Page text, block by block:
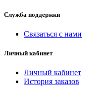
Служба поддержки
Связаться с нами
Личный кабинет
Личный кабинет
История заказов